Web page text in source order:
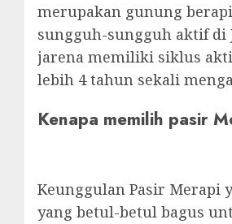
merupakan gunung
sungguh-sungguh aktif di
jarena memiliki siklus
lebih 4 tahun sekali
Kenapa memilih pasir
Keunggulan Pasir Merapi
yang betul-betul bagus